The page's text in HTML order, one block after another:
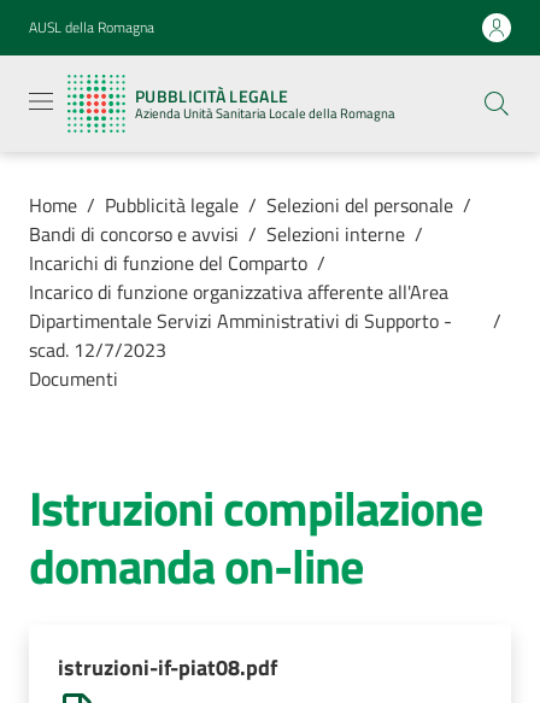
Vai al contenuto
Vai alla navigazione
Vai al footer
AUSL della Romagna
PUBBLICITÀ LEGALE
Azienda Unità Sanitaria Locale della Romagna
legale
Azienda
Unità
Locale della
Azienda
cura
AUSL
Home / Pubblicità legale / Selezioni del personale /
Bandi di concorso e avvisi / Selezioni interne /
Incarichi di funzione del Comparto /
Incarico di funzione organizzativa afferente all'Area
Dipartimentale Servizi Amministrativi di Supporto -
scad. 12/7/2023
/
Documenti
Istruzioni compilazione
domanda on-line
istruzioni-if-piat08.pdf